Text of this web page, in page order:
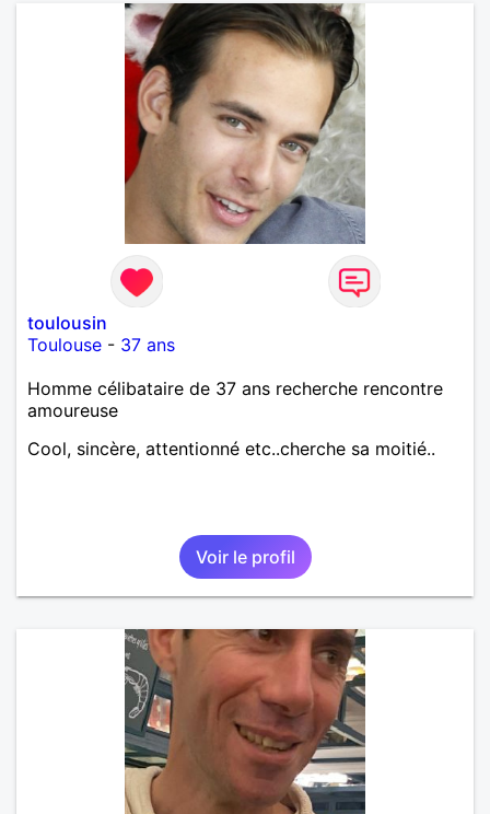
toulousin
Toulouse - 37 ans
Homme célibataire de 37 ans recherche rencontre
amoureuse
Cool, sincère, attentionné etc..cherche sa moitié..
Voir le profil